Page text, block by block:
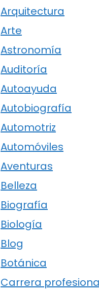
Arquitectura
Arte
Astronomía
Auditoría
Autoayuda
Autobiografía
Automotriz
Automóviles
Aventuras
Belleza
Biografía
Biología
Blog
Botánica
Carrera